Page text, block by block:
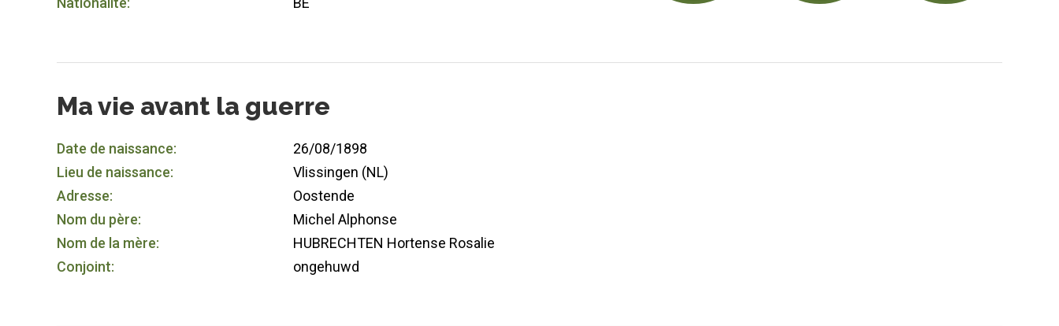
Ma vie avant la guerre
Date de naissance:
26/08/1898
Lieu de naissance:
Vlissingen (NL)
Adresse:
Oostende
Nom du père:
Michel Alphonse
Nom de la mère:
HUBRECHTEN Hortense Rosalie
Conjoint:
ongehuwd